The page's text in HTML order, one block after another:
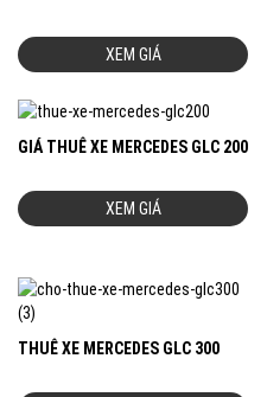
XEM GIÁ
GIÁ THUÊ XE MERCEDES GLC 200
XEM GIÁ
THUÊ XE MERCEDES GLC 300